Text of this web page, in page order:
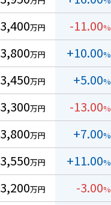
3,400万円 -11.00%
3,800万円 +10.00%
3,450万円 +5.00%
3,300万円 -13.00%
3,800万円 +7.00%
3,550万円 +11.00%
3,200万円 -3.00%